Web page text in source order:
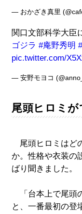
— おかざき真里
関口文部科学大臣
ゴジラ #庵野秀明
pic.twitter.com/
— 安野モヨコ
尾頭ヒロミ
尾頭ヒロミはど
か。性格や衣装の
ばり聞きました。
「台本上で尾頭
と、一番最初の登